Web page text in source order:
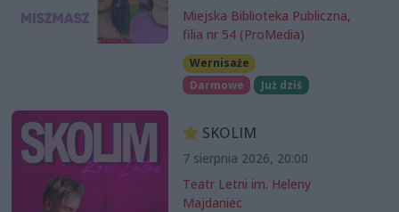
Miejska Biblioteka Publiczna,
filia nr 54 (ProMedia)
Wernisaże
Darmowe
Już dziś
SKOLIM
7 sierpnia 2026, 20:00
Teatr Letni im. Heleny
Majdaniec